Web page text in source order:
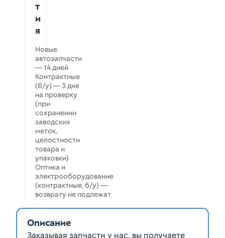
т
и
я
Новые
автозапчасти
— 14 дней
Контрактные
(б/у) — 3 дня
на проверку
(при
сохранении
заводских
меток,
целостности
товара и
упаковки)
Оптика и
электрооборудование
(контрактные, б/у) —
возврату не подлежат
Описание
Заказывая запчасти у нас, вы получаете